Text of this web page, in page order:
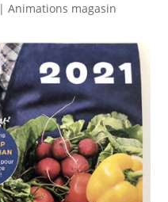
|Animations magasin